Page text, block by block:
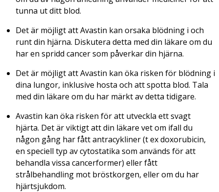
tunna ut ditt blod.
Det är möjligt att Avastin kan orsaka blödning i och
runt din hjärna. Diskutera detta med din läkare om du
har en spridd cancer som påverkar din hjärna.
Det är möjligt att Avastin kan öka risken för blödning i
dina lungor, inklusive hosta och att spotta blod. Tala
med din läkare om du har märkt av detta tidigare.
Avastin kan öka risken för att utveckla ett svagt
hjärta. Det är viktigt att din läkare vet om ifall du
någon gång har fått antracykliner (t ex doxorubicin,
en speciell typ av cytostatika som används för att
behandla vissa cancerformer) eller fått
strålbehandling mot bröstkorgen, eller om du har
hjärtsjukdom.